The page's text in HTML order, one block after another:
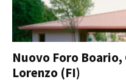
Nuovo Foro
Lorenzo (FI)